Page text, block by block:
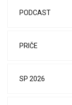
PODCAST
PRIČE
SP 2026